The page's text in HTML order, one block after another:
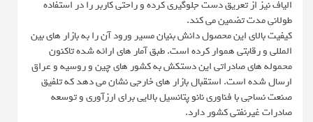
الیاف نیز از تعریق دست جلوگیری کرده و راحتی کاربر را در استفاده
طولانی مدت تضمین می کند.
کیفیت بالای این محصول دانش بنیان مسیر ورود آن را به بازار های بین
المللی و رقابتی هموار کرده است. طبق آمار های ارائه شده تاکنون
محموله های صادراتی این دستکش به کشور های چین و روسیه و عراق
ارسال شده است. استقبال بازار های خارجی نشان می دهد که تلفیق
صنعت نساجی با فناوری نانو پتانسیل بالایی برای ارزآوری و توسعه
صادرات غیرنفتی کشور دارد.